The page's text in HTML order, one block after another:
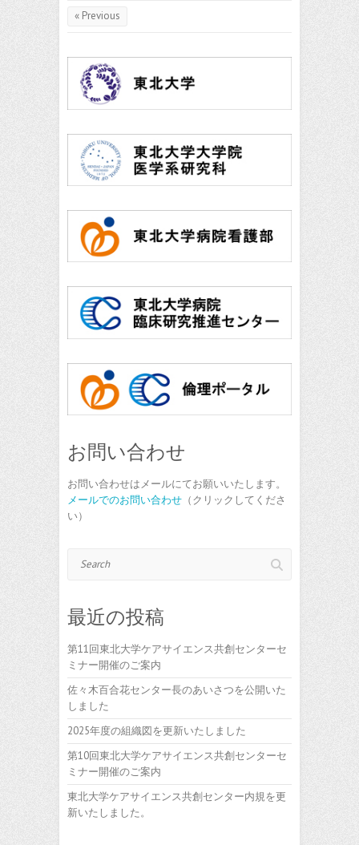
« Previous
お問い合わせ
お問い合わせはメールにてお願いいたします。
メールでのお問い合わせ （クリックしてくださ
い）
最近の投稿
第11回東北大学ケアサイエンス共創センターセ
ミナー開催のご案内
佐々木百合花センター長のあいさつを公開いた
しました
2025年度の組織図を更新いたしました
第10回東北大学ケアサイエンス共創センターセ
ミナー開催のご案内
東北大学ケアサイエンス共創センター内規を更
新いたしました。